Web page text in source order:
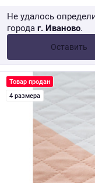
Не удалось
города г. Иваново.
Оставить
от 10 000 ₽
Товар продан
4 размера